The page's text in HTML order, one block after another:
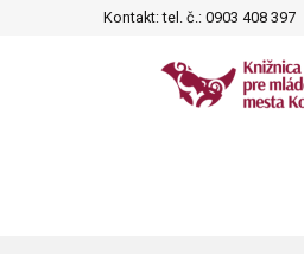
Kontakt: tel. č.: 0903 408 397